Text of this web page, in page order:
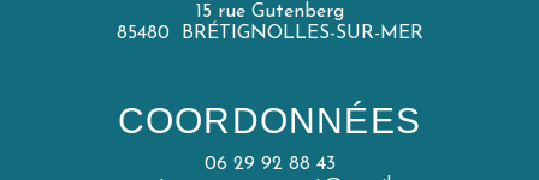
15 rue Gutenberg
85480 BRÉTIGNOLLES-SUR-MER
COORDONNÉES
06 29 92 88 43